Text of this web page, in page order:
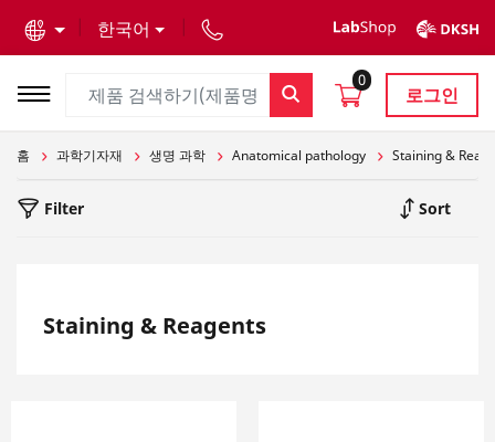
한국어
0
로그인
홈 과학기자재 생명 과학 Anatomical pathology Staining &
Filter Sort
Staining & Reagents